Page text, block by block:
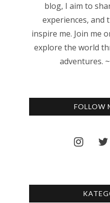
blog, I aim to
experiences, and
inspire me. Join me
explore the world
adventures.
FOLLOW